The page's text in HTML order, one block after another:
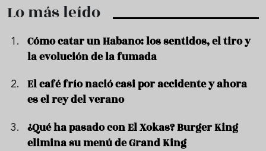
Lo más leído
Cómo catar un Habano: los sentidos, el tiro y
la evolución de la fumada
El café frío nació casi por accidente y ahora
es el rey del verano
¿Qué ha pasado con El Xokas? Burger King
elimina su menú de Grand King